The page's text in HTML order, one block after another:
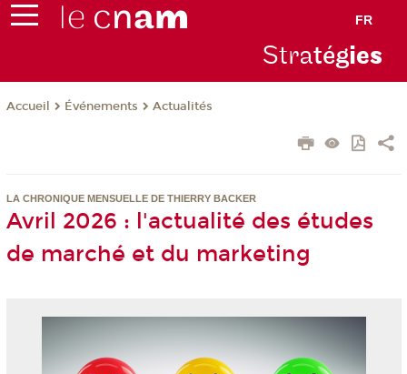
FR
Stratégies
Accueil Événements Actualités
LA CHRONIQUE MENSUELLE DE THIERRY BACKER
Avril 2026 : l'actualité des études
de marché et du marketing